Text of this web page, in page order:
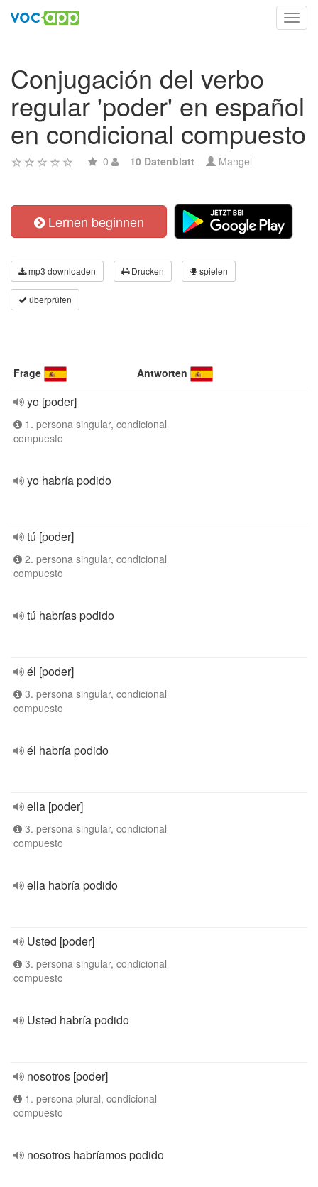
Conjugación del verbo
regular 'poder' en español
en condicional compuesto
0 10 Datenblatt Mangel
Lernen beginnen
mp3 downloaden Drucken spielen
überprüfen
Frage Antworten
yo [poder]
1. persona singular, condicional
compuesto
yo habría podido
tú [poder]
2. persona singular, condicional
compuesto
tú habrías podido
él [poder]
3. persona singular, condicional
compuesto
él habría podido
ella [poder]
3. persona singular, condicional
compuesto
ella habría podido
Usted [poder]
3. persona singular, condicional
compuesto
Usted habría podido
nosotros [poder]
1. persona plural, condicional
compuesto
nosotros habríamos podido